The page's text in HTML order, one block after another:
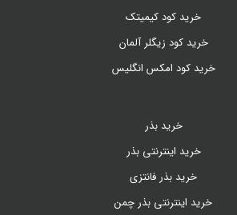
خرید کود کیمیتک
خرید کود زیگلر آلمان
خرید کود امکس انگلیس
خرید بذر
خرید اینترنتی بذر
خرید بذر فانتزی
خرید اینترنتی بذر چمن